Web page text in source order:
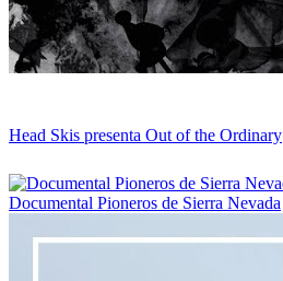
Head Skis presenta Out of the Ordinary
Documental Pioneros de Sierra Nevada